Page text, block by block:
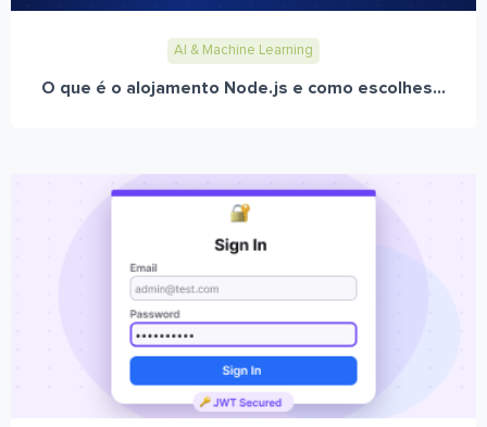
AI & Machine Learning
O que é o alojamento Node.js e como escolhes...